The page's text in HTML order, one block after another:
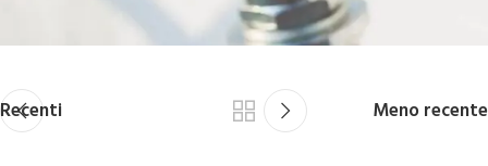
Recenti Meno recente